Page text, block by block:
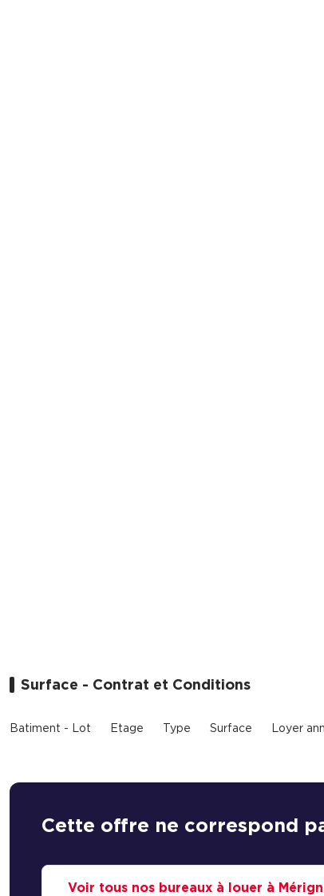
Surface - Contrat et Conditions
Batiment - Lot Etage Type Surface Loyer
Cette offre ne correspond
Voir tous nos bureaux à louer à